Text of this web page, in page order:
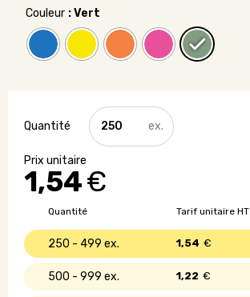
Couleur : Vert
1,54€
quantité
de
Bracelet
Quantité Tarif unitaire HT
250 - 499 1,54 €
500 - 999 1,22 €